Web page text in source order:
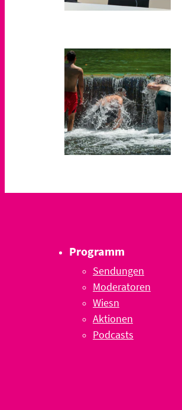
Programm
Sendungen
Moderatoren
Wiesn
Aktionen
Podcasts